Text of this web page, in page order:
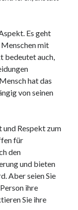
Es geht
mit
bedeutet auch,
hat das
von seinen
Respekt zum
für
den
und bieten
Aber seien Sie
ihre
Sie ihre